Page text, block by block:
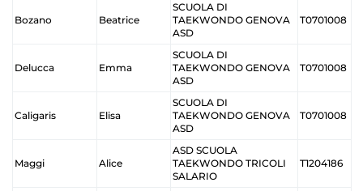
Bozano Beatrice
SCUOLA DI
TAEKWONDO GENOVA
ASD
T0701008
Delucca Emma
SCUOLA DI
TAEKWONDO GENOVA
ASD
T0701008
Caligaris Elisa
SCUOLA DI
TAEKWONDO GENOVA
ASD
T0701008
Maggi Alice
ASD SCUOLA
TAEKWONDO TRICOLI
SALARIO
T1204186